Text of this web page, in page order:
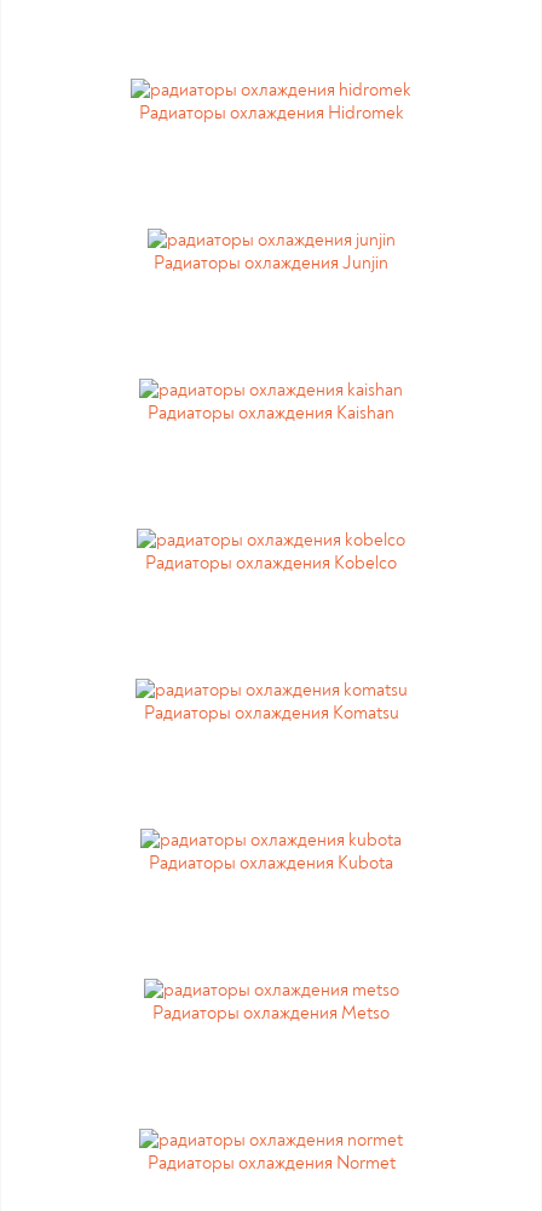
Радиаторы охлаждения Hidromek
Радиаторы охлаждения Junjin
Радиаторы охлаждения Kaishan
Радиаторы охлаждения Kobelco
Радиаторы охлаждения Komatsu
Радиаторы охлаждения Kubota
Радиаторы охлаждения Metso
Радиаторы охлаждения Normet